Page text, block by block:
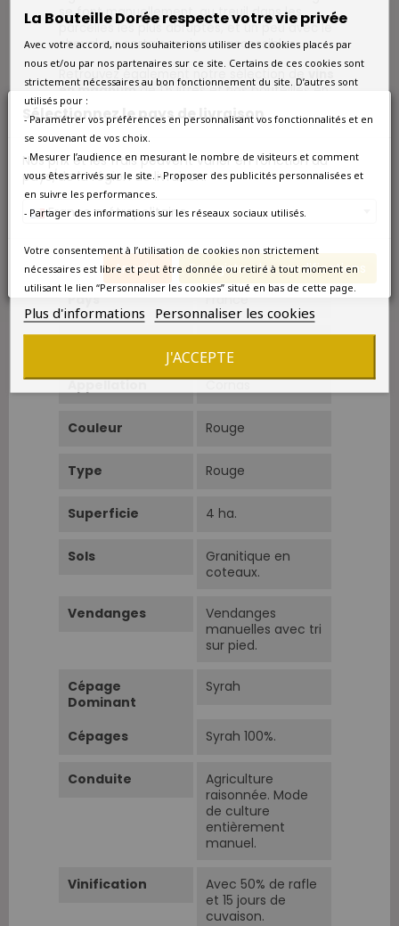
Sélectionnez le pays de livraison
Nos prix et les frais peuvent varier en fonction du
pays/de la région de livraison.
France métropolitaine
Annuler Enregistrer les modifications
se font manuellement, au treuil dans les
parcelles les plus abruptes, et un peu avec le
cheval sur certaines vignes accessibles.
Retrouvez également notre sélection de
en magnumde 1,5 litres et nos bouteilles en
grands formats.
Fiche technique
Millésime 2010
Format Magnum 1.5L
Qté/Colis 1 Magnum
Pays France
Appellation Cornas
Couleur Rouge
Type Rouge
Superficie 4 ha.
Sols
Granitique en
coteaux.
Vendanges
Vendanges
manuelles avec tri
sur pied.
Cépage
Dominant
Syrah
Cépages Syrah 100%.
Conduite
Agriculture
raisonnée. Mode
de culture
entièrement
manuel.
Vinification
Avec 50% de rafle
et 15 jours de
cuvaison.
La Bouteille Dorée respecte votre vie privée
Avec votre accord, nous souhaiterions utiliser des cookies placés par
nous et/ou par nos partenaires sur ce site. Certains de ces cookies sont
strictement nécessaires au bon fonctionnement du site. D’autres sont
utilisés pour :
- Paramétrer vos préférences en personnalisant vos fonctionnalités et en
se souvenant de vos choix.
- Mesurer l’audience en mesurant le nombre de visiteurs et comment
vous êtes arrivés sur le site. - Proposer des publicités personnalisées et
en suivre les performances.
- Partager des informations sur les réseaux sociaux utilisés.
Votre consentement à l’utilisation de cookies non strictement
nécessaires est libre et peut être donnée ou retiré à tout moment en
utilisant le lien “Personnaliser les cookies” situé en bas de cette page.
Plus d'informations Personnaliser les cookies
J'ACCEPTE